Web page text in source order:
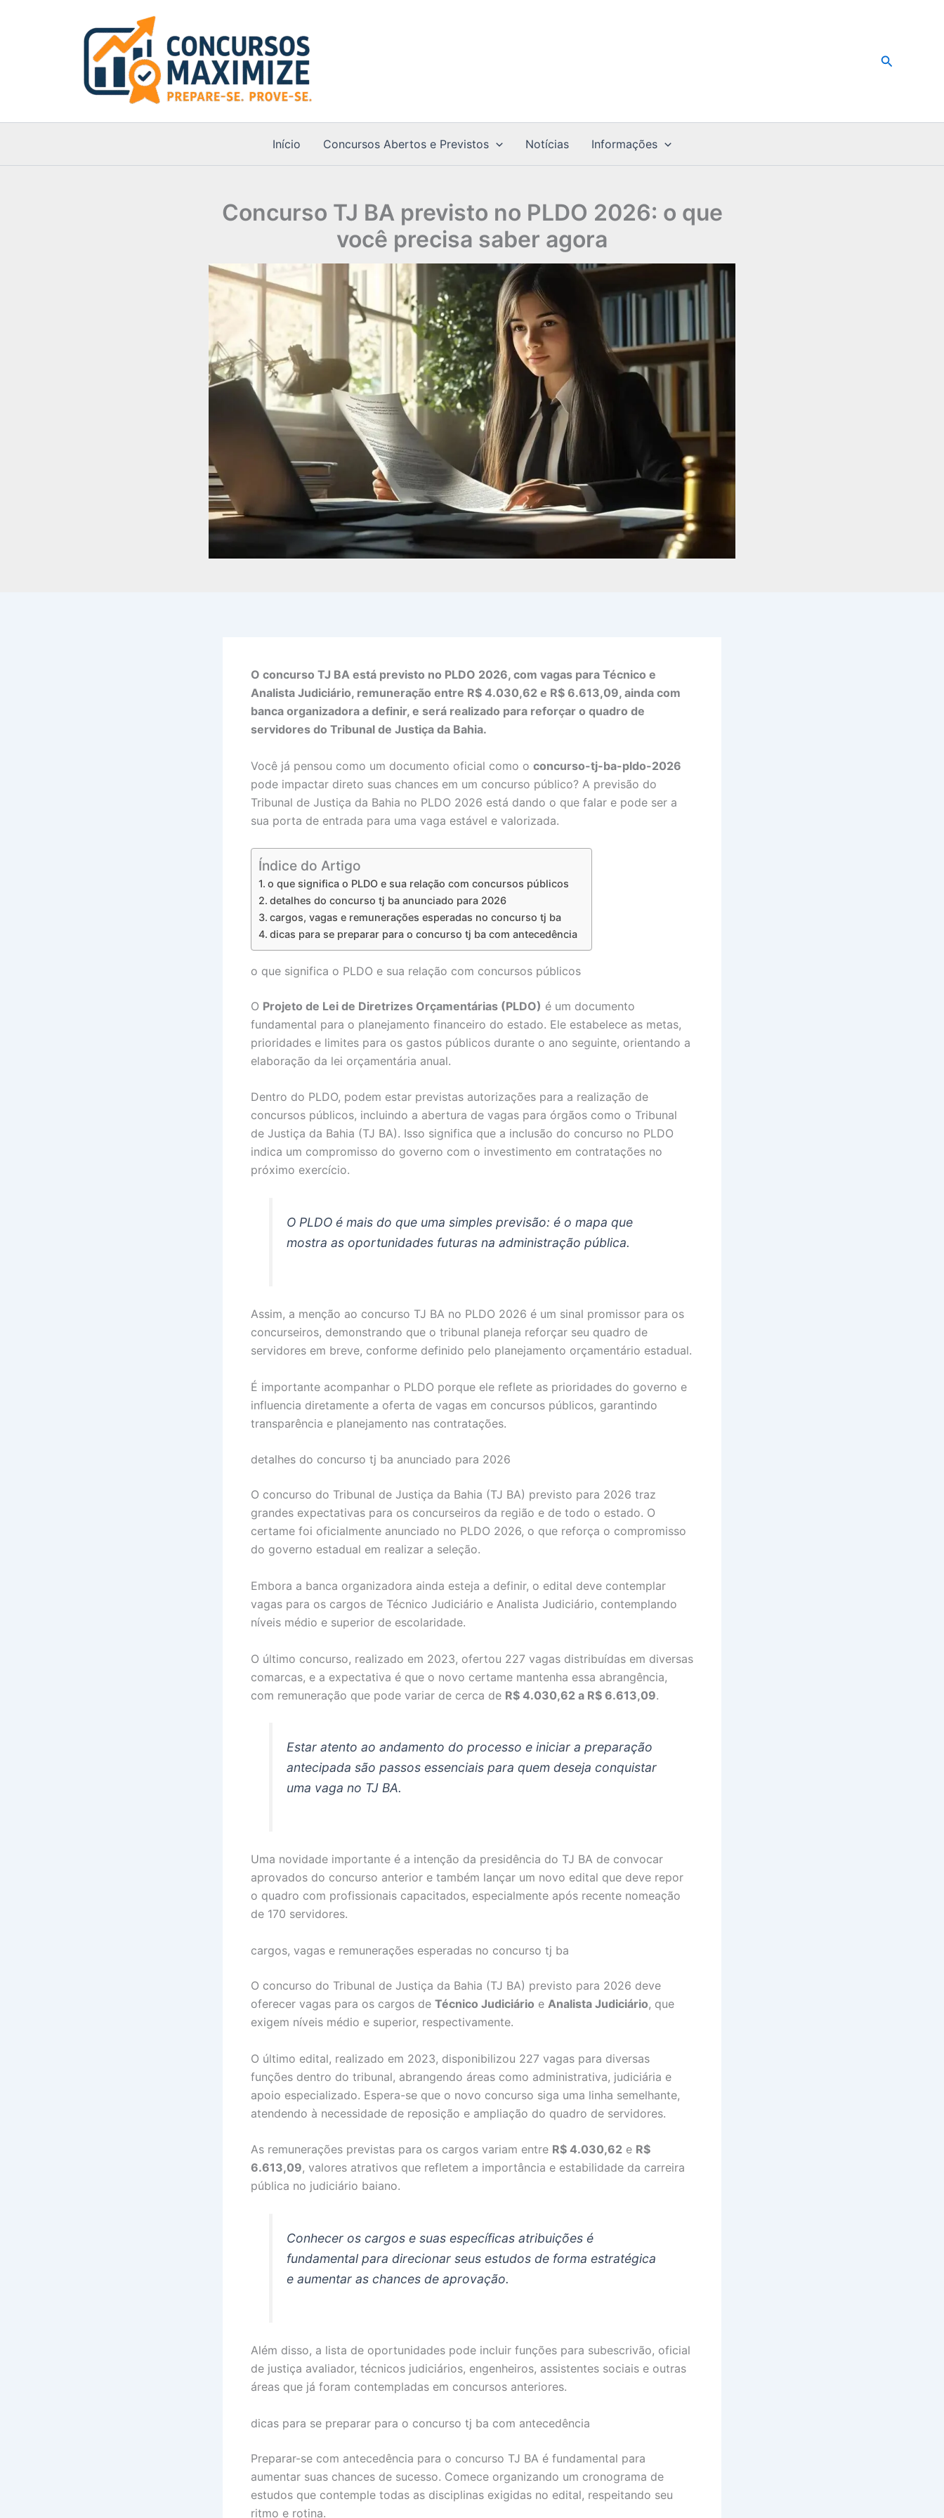
Pesquisar
Início Concursos Abertos e Previstos Notícias Informações
Concurso TJ BA previsto no PLDO 2026: o que
você precisa saber agora
O concurso TJ BA está previsto no PLDO 2026, com vagas para Técnico e
Analista Judiciário, remuneração entre R$ 4.030,62 e R$ 6.613,09, ainda com
banca organizadora a definir, e será realizado para reforçar o quadro de
servidores do Tribunal de Justiça da Bahia.
Você já pensou como um documento oficial como o concurso-tj-ba-pldo-2026
pode impactar direto suas chances em um concurso público? A previsão do
Tribunal de Justiça da Bahia no PLDO 2026 está dando o que falar e pode ser a
sua porta de entrada para uma vaga estável e valorizada.
Índice do Artigo
o que significa o PLDO e sua relação com concursos públicos
detalhes do concurso tj ba anunciado para 2026
cargos, vagas e remunerações esperadas no concurso tj ba
dicas para se preparar para o concurso tj ba com antecedência
o que significa o PLDO e sua relação com concursos públicos
O Projeto de Lei de Diretrizes Orçamentárias (PLDO) é um documento
fundamental para o planejamento financeiro do estado. Ele estabelece as metas,
prioridades e limites para os gastos públicos durante o ano seguinte, orientando a
elaboração da lei orçamentária anual.
Dentro do PLDO, podem estar previstas autorizações para a realização de
concursos públicos, incluindo a abertura de vagas para órgãos como o Tribunal
de Justiça da Bahia (TJ BA). Isso significa que a inclusão do concurso no PLDO
indica um compromisso do governo com o investimento em contratações no
próximo exercício.
O PLDO é mais do que uma simples previsão: é o mapa que
mostra as oportunidades futuras na administração pública.
Assim, a menção ao concurso TJ BA no PLDO 2026 é um sinal promissor para os
concurseiros, demonstrando que o tribunal planeja reforçar seu quadro de
servidores em breve, conforme definido pelo planejamento orçamentário estadual.
É importante acompanhar o PLDO porque ele reflete as prioridades do governo e
influencia diretamente a oferta de vagas em concursos públicos, garantindo
transparência e planejamento nas contratações.
detalhes do concurso tj ba anunciado para 2026
O concurso do Tribunal de Justiça da Bahia (TJ BA) previsto para 2026 traz
grandes expectativas para os concurseiros da região e de todo o estado. O
certame foi oficialmente anunciado no PLDO 2026, o que reforça o compromisso
do governo estadual em realizar a seleção.
Embora a banca organizadora ainda esteja a definir, o edital deve contemplar
vagas para os cargos de Técnico Judiciário e Analista Judiciário, contemplando
níveis médio e superior de escolaridade.
O último concurso, realizado em 2023, ofertou 227 vagas distribuídas em diversas
comarcas, e a expectativa é que o novo certame mantenha essa abrangência,
com remuneração que pode variar de cerca de R$ 4.030,62 a R$ 6.613,09.
Estar atento ao andamento do processo e iniciar a preparação
antecipada são passos essenciais para quem deseja conquistar
uma vaga no TJ BA.
Uma novidade importante é a intenção da presidência do TJ BA de convocar
aprovados do concurso anterior e também lançar um novo edital que deve repor
o quadro com profissionais capacitados, especialmente após recente nomeação
de 170 servidores.
cargos, vagas e remunerações esperadas no concurso tj ba
O concurso do Tribunal de Justiça da Bahia (TJ BA) previsto para 2026 deve
oferecer vagas para os cargos de Técnico Judiciário e Analista Judiciário, que
exigem níveis médio e superior, respectivamente.
O último edital, realizado em 2023, disponibilizou 227 vagas para diversas
funções dentro do tribunal, abrangendo áreas como administrativa, judiciária e
apoio especializado. Espera-se que o novo concurso siga uma linha semelhante,
atendendo à necessidade de reposição e ampliação do quadro de servidores.
As remunerações previstas para os cargos variam entre R$ 4.030,62 e R$
6.613,09, valores atrativos que refletem a importância e estabilidade da carreira
pública no judiciário baiano.
Conhecer os cargos e suas específicas atribuições é
fundamental para direcionar seus estudos de forma estratégica
e aumentar as chances de aprovação.
Além disso, a lista de oportunidades pode incluir funções para subescrivão, oficial
de justiça avaliador, técnicos judiciários, engenheiros, assistentes sociais e outras
áreas que já foram contempladas em concursos anteriores.
dicas para se preparar para o concurso tj ba com antecedência
Preparar-se com antecedência para o concurso TJ BA é fundamental para
aumentar suas chances de sucesso. Comece organizando um cronograma de
estudos que contemple todas as disciplinas exigidas no edital, respeitando seu
ritmo e rotina.